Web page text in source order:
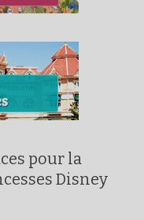
pour la
Disney